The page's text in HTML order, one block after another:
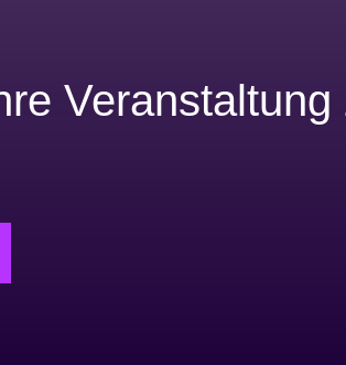
Veranstaltung